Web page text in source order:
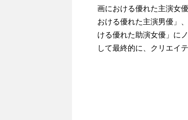
画における優れた主演女
おける優れた主演男優」
ける優れた助演女優」に
して最終的に、クリエイ